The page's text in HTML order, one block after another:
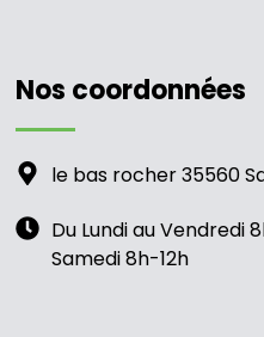
Nos coordonnées
le bas rocher 35560
Du Lundi au Vendredi
Samedi 8h-12h